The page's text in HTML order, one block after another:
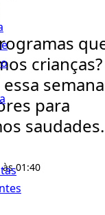
crianças?
semana
para
01:40